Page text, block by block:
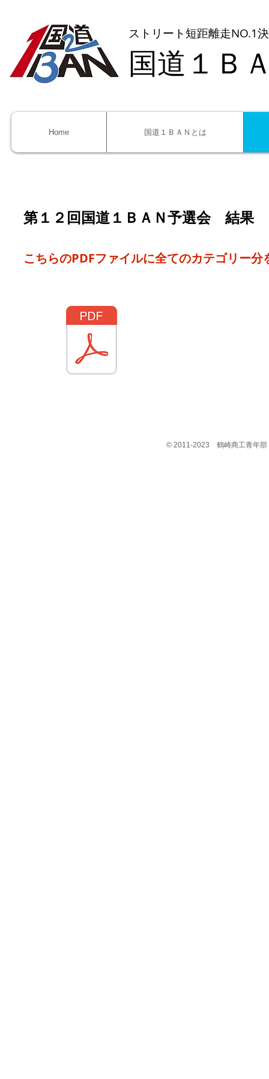
ストリート短距離走NO.1
国道１Ｂ
Home 国道１ＢＡＮとは
第１２回国道１ＢＡＮ予選会 結
こちらのPDFファイルに全てのカテゴリー分
© 2011-2023 鶴崎商工青年